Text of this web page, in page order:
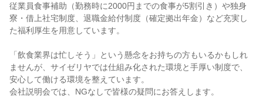
従業員食事補助（勤務時に2000円までの食事が5割引き）や独身
寮・借上社宅制度、退職金給付制度（確定拠出年金）など充実し
た福利厚生を用意しています。
「飲食業界は忙しそう」という懸念をお持ちの方もいるかもしれ
ませんが、サイゼリヤでは仕組み化された環境と手厚い制度で、
安心して働ける環境を整えています。
会社説明会では、NGなしで皆様の疑問にお答えします。